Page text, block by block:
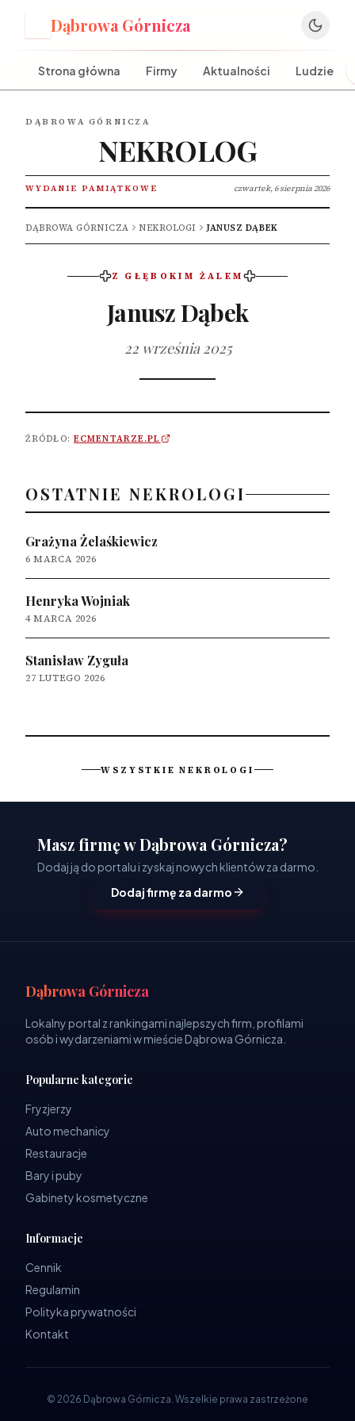
Dąbrowa Górnicza
Strona główna Firmy Aktualności Ludzie
DĄBROWA GÓRNICZA
NEKROLOG
WYDANIE PAMIĄTKOWE czwartek, 6 sierpnia 2026
DĄBROWA GÓRNICZA NEKROLOGI JANUSZ DĄBEK
Z GŁĘBOKIM ŻALEM
Janusz Dąbek
22 września 2025
ŹRÓDŁO: ECMENTARZE.PL
OSTATNIE NEKROLOGI
Grażyna Żelaśkiewicz
6 MARCA 2026
Henryka Wojniak
4 MARCA 2026
Stanisław Zyguła
27 LUTEGO 2026
WSZYSTKIE NEKROLOGI
Masz firmę w Dąbrowa Górnicza?
Dodaj ją do portalu i zyskaj nowych klientów za darmo.
Dodaj firmę za darmo
Dąbrowa Górnicza
Lokalny portal z rankingami najlepszych firm, profilami
osób i wydarzeniami w mieście Dąbrowa Górnicza.
Popularne kategorie
Fryzjerzy
Auto mechanicy
Restauracje
Bary i puby
Gabinety kosmetyczne
Informacje
Cennik
Regulamin
Polityka prywatności
Kontakt
© 2026 Dąbrowa Górnicza. Wszelkie prawa zastrzeżone